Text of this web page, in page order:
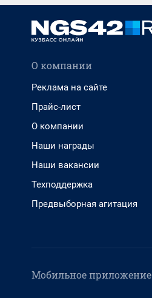
О компании
Реклама на сайте
Прайс-лист
О компании
Наши награды
Наши вакансии
Техподдержка
Предвыборная агитация
Мобильное приложение